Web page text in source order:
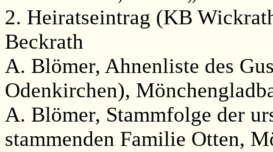
2. Heiratseintrag (KB
Beckrath
A. Blömer, Ahnenliste des
Odenkirchen),
A. Blömer, Stammfolge der
stammenden Familie Otten,